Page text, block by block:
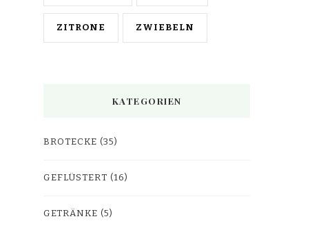
ZITRONE ZWIEBELN
KATEGORIEN
BROTECKE (35)
GEFLÜSTERT (16)
GETRÄNKE (5)